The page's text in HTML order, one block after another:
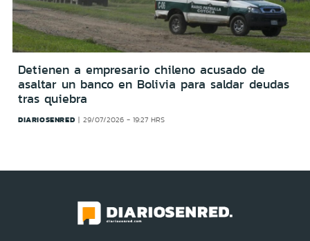
Detienen a empresario chileno acusado de
asaltar un banco en Bolivia para saldar deudas
tras quiebra
DIARIOSENRED 29/07/2026 - 19:27 HRS